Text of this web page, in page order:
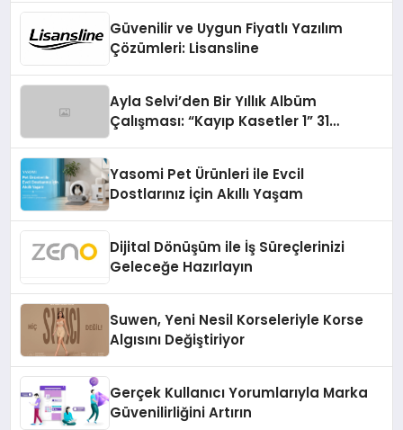
Güvenilir ve Uygun Fiyatlı Yazılım
Çözümleri: Lisansline
Ayla Selvi’den Bir Yıllık Albüm
Çalışması: “Kayıp Kasetler 1” 31
Yasomi Pet Ürünleri ile Evcil
Dostlarınız İçin Akıllı Yaşam
Dijital Dönüşüm ile İş Süreçlerinizi
Geleceğe Hazırlayın
Suwen, Yeni Nesil Korseleriyle Korse
Algısını Değiştiriyor
Gerçek Kullanıcı Yorumlarıyla Marka
Güvenilirliğini Artırın